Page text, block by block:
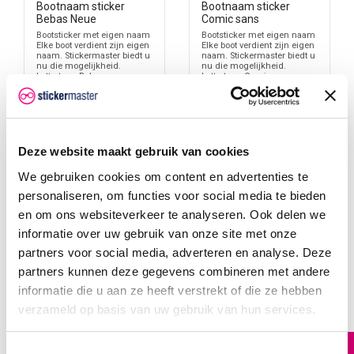
Deze website maakt gebruik van cookies
We gebruiken cookies om content en advertenties te
personaliseren, om functies voor social media te bieden
en om ons websiteverkeer te analyseren. Ook delen we
informatie over uw gebruik van onze site met onze
partners voor social media, adverteren en analyse. Deze
partners kunnen deze gegevens combineren met andere
informatie die u aan ze heeft verstrekt of die ze hebben
verzameld op basis van uw gebruik van hun services.
Een bootnaamsticker is bedoeld voor de naam van het vaartuig.
Een registratienummer heeft een andere functie en moet voldoen
aan regels die voor het vaartuig en vaargebied gelden. Houd deze
toepassingen daarom gescheiden.
Zoek je registratieletters voor een boot, kijk dan bij
registratienummers
. Zoek je alleen een naam op de romp of
Naam eerst controleren voordat je bestelt
Controleer de spelling van de bootnaam voordat je de sticker
bestelt. Let op hoofdletters, spaties, accenten, cijfers en eventuele
leestekens. De sticker wordt gemaakt op basis van de naam die je
opgeeft.
Bij langere namen is het verstandig om vooraf de beschikbare
breedte op de boot te meten. De hoogtekeuze zegt niet alles; de
lengte wordt vooral bepaald door het aantal tekens en het
lettertype.
Leesbaarheid vanaf steiger of wal
Bootnaam sticker
Bebas Neue
Bootsticker met eigen naam
Elke boot verdient zijn eigen
naam. Stickermaster biedt u
nu die mogelijkheid.
Lettertype: Bebas
30 cm hoog Geschikt
jetski
€ 18,95
Bootnaam sticker
Comic sans
Bootsticker met eigen naam
Elke boot verdient zijn eigen
naam. Stickermaster biedt u
nu die mogelijkheid.
Lettertype: Comic
sansAfmetingen: 15 / 20 /
30 cm hoog Geschikt
voor de Boot, Waterscooter of
jetski
€ 18,95
Bootnaamsticker of registratienummer?
Een bootnaamsticker is bedoeld voor de naam van het vaartuig.
Een registratienummer heeft een andere functie en moet voldoen
aan regels die voor het vaartuig en vaargebied gelden. Houd deze